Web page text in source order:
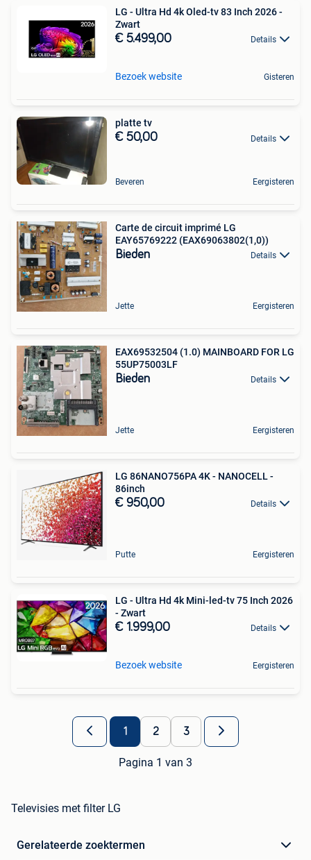
LG - Ultra Hd 4k Oled-tv 83 Inch 2026 -
Zwart
€ 5.499,00 Details
Bezoek website Gisteren
platte tv
€ 50,00 Details
Beveren Eergisteren
Carte de circuit imprimé LG
EAY65769222 (EAX69063802(1,0))
Bieden Details
Jette Eergisteren
EAX69532504 (1.0) MAINBOARD FOR LG
55UP75003LF
Bieden Details
Jette Eergisteren
LG 86NANO756PA 4K - NANOCELL -
86inch
€ 950,00 Details
Putte Eergisteren
LG - Ultra Hd 4k Mini-led-tv 75 Inch 2026
- Zwart
€ 1.999,00 Details
Bezoek website Eergisteren
1 2 3
Pagina 1 van 3
Televisies met filter LG
Gerelateerde zoektermen